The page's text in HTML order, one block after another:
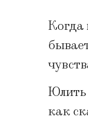
Когда
Юлить
как